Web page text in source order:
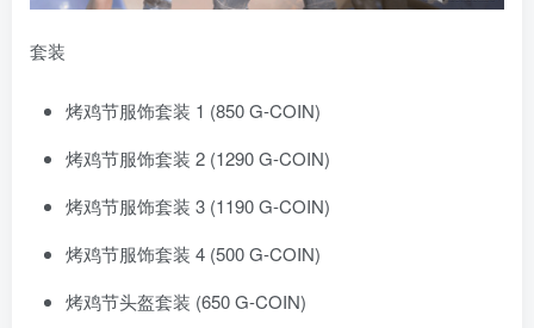
套装
烤鸡节服饰套装 1 (850 G-COIN)
烤鸡节服饰套装 2 (1290 G-COIN)
烤鸡节服饰套装 3 (1190 G-COIN)
烤鸡节服饰套装 4 (500 G-COIN)
烤鸡节头盔套装 (650 G-COIN)